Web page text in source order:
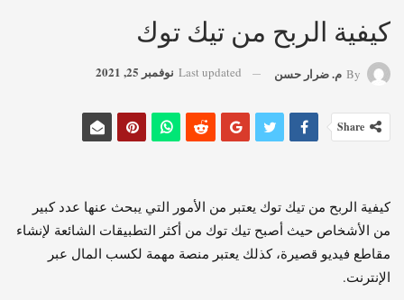
كيفية الربح من تيك توك
By م. ضرار حسن Last updated نوفمبر 25, 2021
Share
كيفية الربح من تيك توك يعتبر من الأمور التي يبحث عنها عدد كبير
من الأشخاص حيث أصبح تيك توك من أكثر التطبيقات الشائعة لإنشاء
مقاطع فيديو قصيرة، كذلك يعتبر منصة مهمة لكسب المال عبر
الإنترنت.